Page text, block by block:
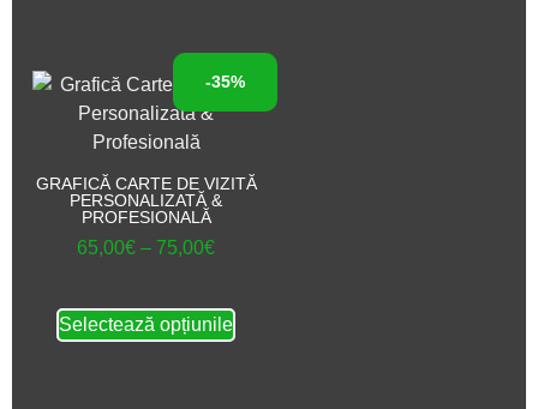
-35%
GRAFICĂ CARTE DE VIZITĂ
PERSONALIZATĂ &
PROFESIONALĂ
65,00€ – 75,00€
Selectează opțiunile